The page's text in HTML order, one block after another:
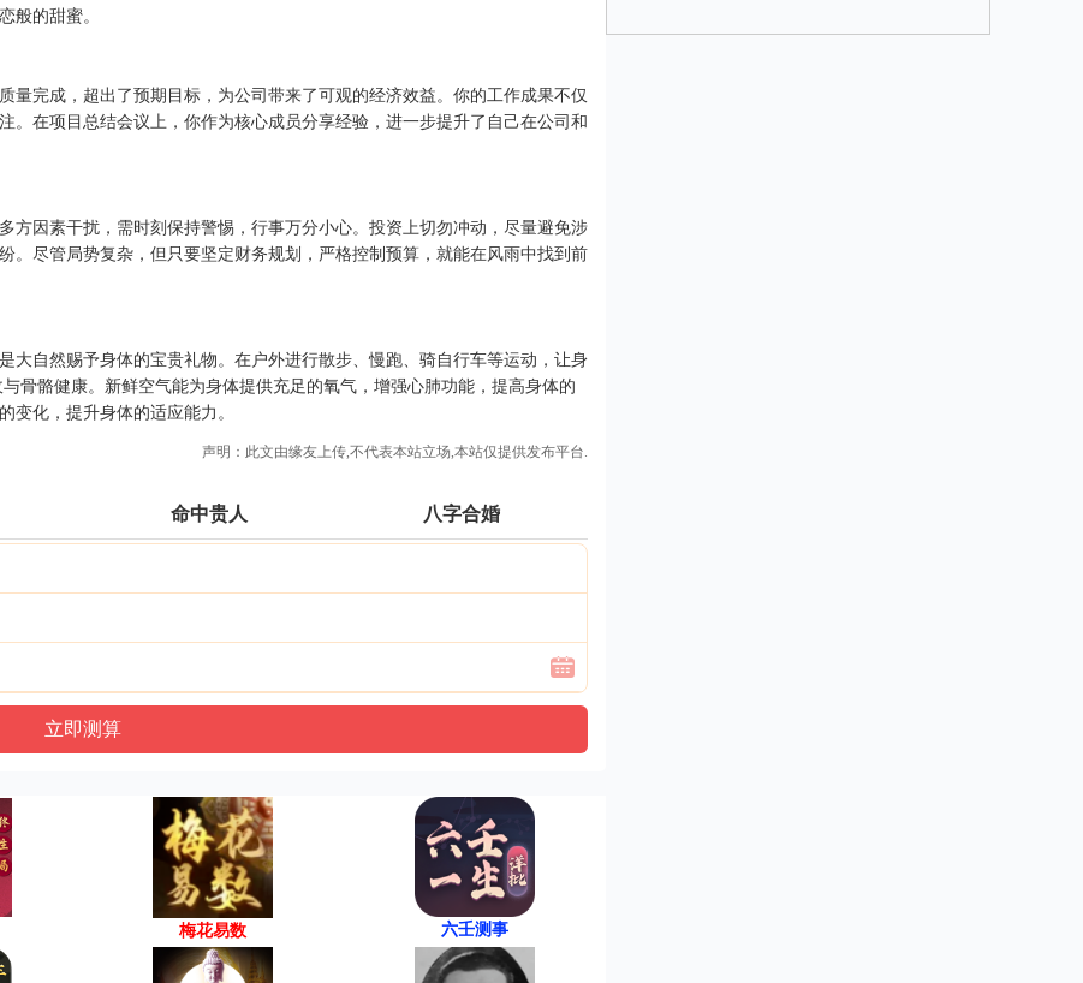
般的甜蜜。
量完成，超出了预期目标，为公司带来了可观的经济效益。你的工作成果不仅
。在项目总结会议上，你作为核心成员分享经验，进一步提升了自己在公司和
方因素干扰，需时刻保持警惕，行事万分小心。投资上切勿冲动，尽量避免涉
。尽管局势复杂，但只要坚定财务规划，严格控制预算，就能在风雨中找到前
大自然赐予身体的宝贵礼物。在户外进行散步、慢跑、骑自行车等运动，让身
骨骼健康。新鲜空气能为身体提供充足的氧气，增强心肺功能，提高身体的
变化，提升身体的适应能力。
声明：此文由缘友上传,不代表本站立场,本站仅提供发布平台.
命中贵人 八字合婚
梅花易数 六壬测事